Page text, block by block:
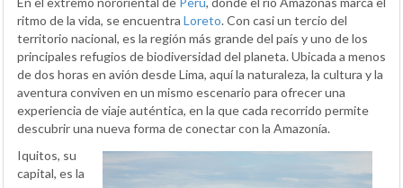
ritmo de la vida, se encuentra Loreto. Con casi un tercio del
territorio nacional, es la región más grande del país y uno de los
principales refugios de biodiversidad del planeta. Ubicada a menos
de dos horas en avión desde Lima, aquí la naturaleza, la cultura y la
aventura conviven en un mismo escenario para ofrecer una
experiencia de viaje auténtica, en la que cada recorrido permite
descubrir una nueva forma de conectar con la Amazonía.
Iquitos, su
capital, es la